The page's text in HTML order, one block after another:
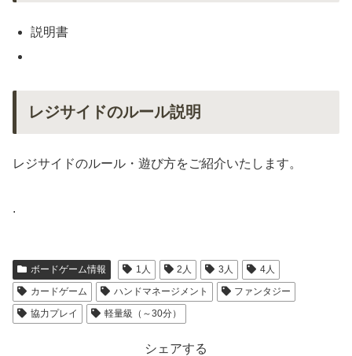
説明書
レジサイドのルール説明
レジサイドのルール・遊び方をご紹介いたします。
.
ボードゲーム情報 1人 2人 3人
4人
カードゲーム
ハンドマネージメント
ファンタジー
協力プレイ
軽量級（～30分）
シェアする